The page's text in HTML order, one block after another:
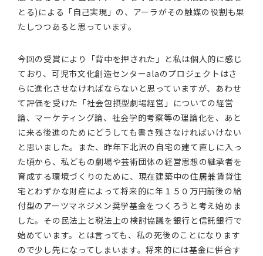
とる)による「自己実現」の、アーラがその触媒の役割も果
たしつつあると思っています。
今回の受賞により「背中を押された」と私は個人的に感じ
ており、可児市文化創造センターalaのプロジェクトはさ
らに進化させなければならないと思っていますが、あわせ
て評価を受けた「社会包摂型劇場経営」についての経営
論、マーケティング論、社会学的考察等の理論化を、あと
に来る後進のためにどうしても書き残さなければいけない
と思いました。また、昨年下北沢の自宅の建て直しに入っ
た頃から、私どもの劇場や芸術団体の経営思想の継承者を
育成する環境づくりのために、現在建築中の住居兼賃貸住
宅とわずかな財産によって将来的に年１５０万円前後の給
付型のアーツマネジメン奨学基金をつくろうと考え始めま
した。その民法上と税法上の検討協議を銀行と信託銀行で
始めています。とは言っても、私の死後のことになります
ので少し先になってしまいます。将来的には基金に併合す